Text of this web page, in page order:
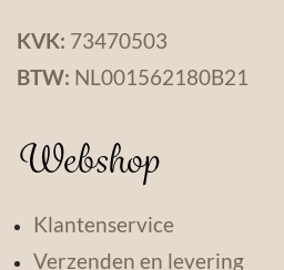
KVK: 73470503
BTW: NL001562180B21
Webshop
Klantenservice
Verzenden en levering